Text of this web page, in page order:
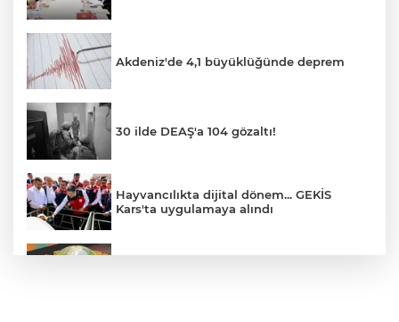
Akdeniz'de 4,1 büyüklüğünde deprem
30 ilde DEAŞ'a 104 gözaltı!
Hayvancılıkta dijital dönem... GEKİS
Kars'ta uygulamaya alındı